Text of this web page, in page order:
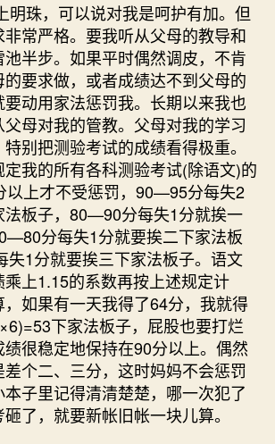
明珠，可以说对我是呵护有加。但
常严格。要我听从父母的教导和
半步。如果平时偶然调皮，不肯
要求做，或者成绩达不到父母的
动用家法惩罚我。长期以来我也
母对我的管教。父母对我的学习
别把测验考试的成绩看得极重。
定我的所有各科测验考试(除语文)的
以上才不受惩罚，90—95分每失2
法板子，80—90分每失1分就挨一
分每失1分就要挨二下家法板
1分就要挨三下家法板子。语文
上1.15的系数再按上述规定计
如果有一天我得了64分，我就得
下家法板子，屁股也要打烂
很稳定地保持在90分以上。偶然
个二、三分，这时妈妈不会惩罚
子里记得清清楚楚，哪一次犯了
了，就要新帐旧帐一块儿算。